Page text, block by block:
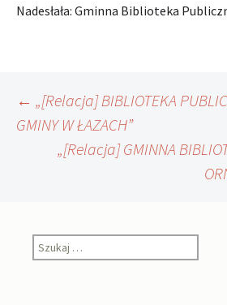
Nadesłała: Gminna Biblioteka
Nawigacja
wpisu
← „[Relacja] BIBLIOTEKA
GMINY W ŁAZACH”
„[Relacja] GMINNA
Szukaj: